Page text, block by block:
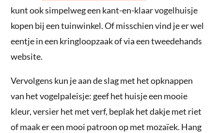
kunt ook simpelweg een kant-en-klaar vogelhuisje
kopen bij een tuinwinkel. Of misschien vind je er wel
eentje in een kringloopzaak of via een tweedehands
website.
Vervolgens kun je aan de slag met het opknappen
van het vogelpaleisje: geef het huisje een mooie
kleur, versier het met verf, beplak het dakje met riet
of maak er een mooi patroon op met mozaïek. Hang